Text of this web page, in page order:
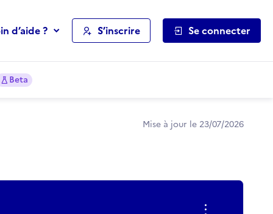
d’aide ? S’inscrire Se connecter
Beta
Mise à jour le 23/07/2026